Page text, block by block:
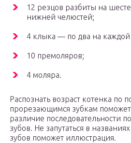
12 резцов разбиты на
нижней челюстей;
4 клыка — по два на каждой
10 премоляров;
4 моляра.
Распознать возраст котенка по
прорезающимся зубкам
различие последовательности
зубов. Не запутаться в
зубов поможет иллюстрация.